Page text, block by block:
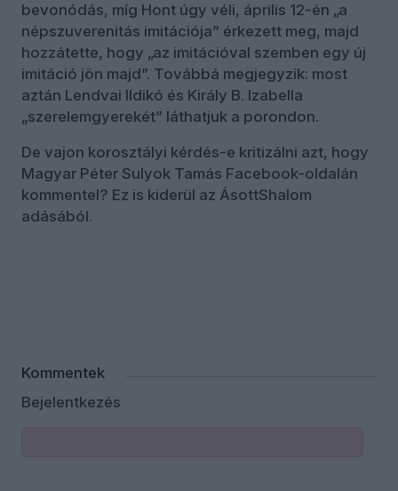
bevonódás, míg Hont úgy véli, április 12-én „a
népszuverenitás imitációja” érkezett meg, majd
hozzátette, hogy „az imitációval szemben egy új
imitáció jön majd”. Továbbá megjegyzik: most
aztán Lendvai Ildikó és Király B. Izabella
„szerelemgyerekét” láthatjuk a porondon.
De vajon korosztályi kérdés-e kritizálni azt, hogy
Magyar Péter Sulyok Tamás Facebook-oldalán
kommentel? Ez is kiderül az ÁsottShalom
adásából.
Kommentek
Bejelentkezés